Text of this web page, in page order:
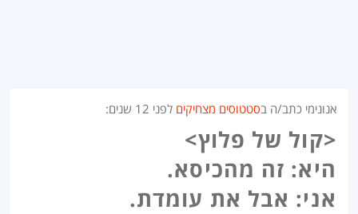
אנונימי כתב/ה בסטטוסים מצחיקים לפני 12 שנים :
<קול של פלוץ>
היא: זה מהכיסא.
אני: אבל את עומדת.